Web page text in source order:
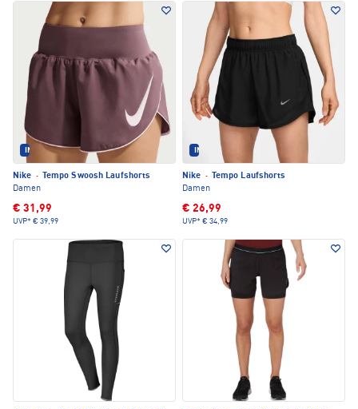
IM SET ERHÄLTLICH
Nike ·
Tempo Swoosh Laufshorts
Damen
€ 31,99
UVP* € 39,99
IM SET ERHÄLTLICH
Nike ·
Tempo Laufshorts
Damen
€ 26,99
UVP* € 34,99